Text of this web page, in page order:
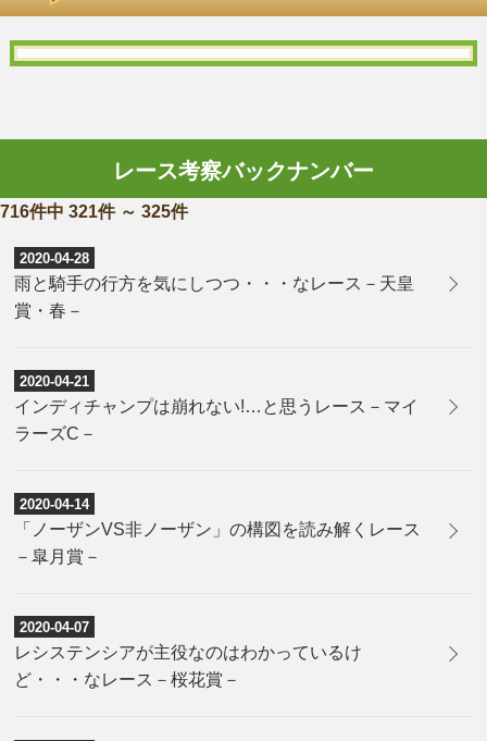
レース考察バックナンバー
716件中 321件 ～ 325件
2020-04-28
雨と騎手の行方を気にしつつ・・・なレース－天皇
賞・春－
2020-04-21
インディチャンプは崩れない!…と思うレース－マイ
ラーズC－
2020-04-14
「ノーザンVS非ノーザン」の構図を読み解くレース
－皐月賞－
2020-04-07
レシステンシアが主役なのはわかっているけ
ど・・・なレース－桜花賞－